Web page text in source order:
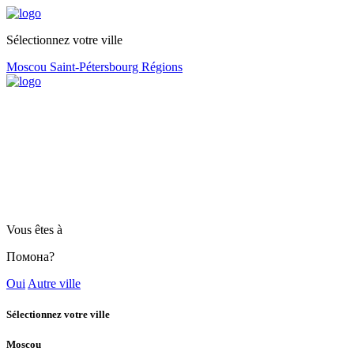
Sélectionnez votre ville
Moscou Saint-Pétersbourg Régions
Vous êtes à
Помона?
Oui Autre ville
Sélectionnez votre ville
Moscou